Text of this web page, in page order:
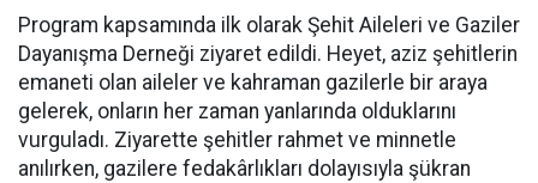
Program kapsamında ilk olarak Şehit Aileleri ve Gaziler
Dayanışma Derneği ziyaret edildi. Heyet, aziz şehitlerin
emaneti olan aileler ve kahraman gazilerle bir araya
gelerek, onların her zaman yanlarında olduklarını
vurguladı. Ziyarette şehitler rahmet ve minnetle
anılırken, gazilere fedakârlıkları dolayısıyla şükran